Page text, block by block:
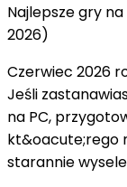
Najlepsze gry
2026)
Czerwiec 2026
Jeśli
na PC,
kt&oacute;rego
starannie